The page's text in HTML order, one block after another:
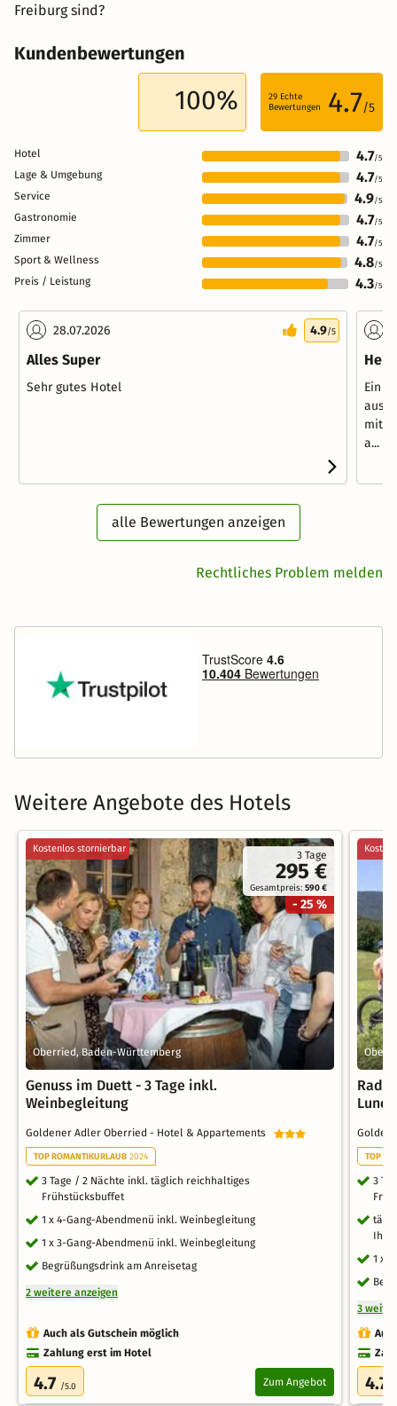
Freiburg sind?
Kundenbewertungen
100% 29 Echte
Bewertungen
4.7/5
Hotel 4.7/5
Lage & Umgebung 4.7/5
Service 4.9/5
Gastronomie 4.7/5
Zimmer 4.7/5
Sport & Wellness 4.8/5
Preis / Leistung 4.3/5
28.07.2026 4.9/5
Alles Super
Sehr gutes Hotel
Ein
mit
a...
alle Bewertungen anzeigen
Rechtliches Problem melden
Weitere Angebote des Hotels
3 Tage
295 €
Gesamtpreis:590 €
- 25 %
Kostenlos stornierbar
Oberried, Baden-Württemberg
Genuss im Duett - 3 Tage inkl.
Weinbegleitung
Goldener Adler Oberried - Hotel & Appartements
TOP ROMANTIKURLAUB 2024
3 Tage / 2 Nächte inkl. täglich reichhaltiges
Frühstücksbuffet
1 x 4-Gang-Abendmenü inkl. Weinbegleitung
1 x 3-Gang-Abendmenü inkl. Weinbegleitung
Begrüßungsdrink am Anreisetag
2 weitere anzeigen
Auch als Gutschein möglich
Zahlung erst im Hotel
4.7 /5.0 Zum Angebot
TOP
3
Ihre
1 x
3
4.7